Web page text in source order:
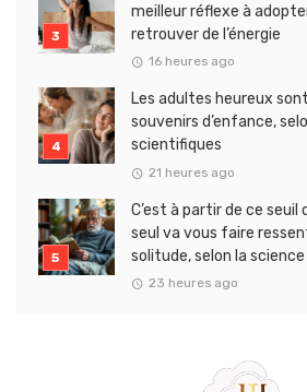
meilleur réflexe à
retrouver de l’énergie
16 heures ago
Les adultes heureux
souvenirs d’enfance,
scientifiques
21 heures ago
C’est à partir de ce seuil
seul va vous faire
solitude, selon la science
23 heures ago